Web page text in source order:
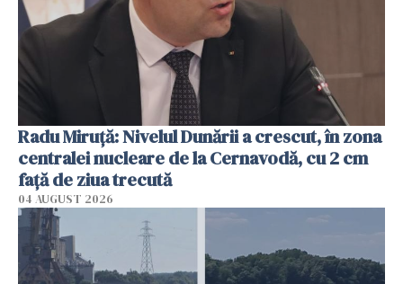
Radu Miruţă: Nivelul Dunării a crescut, în zona
centralei nucleare de la Cernavodă, cu 2 cm
faţă de ziua trecută
04 AUGUST 2026